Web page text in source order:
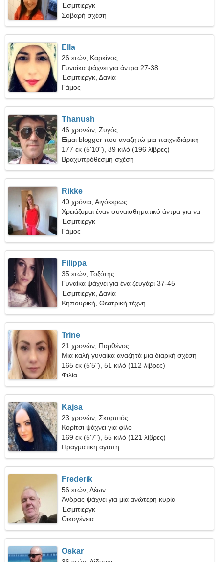
Έσμπιεργκ
Σοβαρή σχέση
Ella
26 ετών, Καρκίνος
Γυναίκα ψάχνει για άντρα 27-38
Έσμπιεργκ, Δανία
Γάμος
Thanush
46 χρονών, Ζυγός
Είμαι blogger που αναζητώ μια παιχνιδιάρικη
γυναίκα
177 εκ (5'10"), 89 κιλό (196 λίβρες)
Βραχυπρόθεσμη σχέση
Rikke
40 χρόνια, Αιγόκερως
Χρειάζομαι έναν συναισθηματικό άντρα για να
κάνουμε σκι μαζί
Έσμπιεργκ
Γάμος
Filippa
35 ετών, Τοξότης
Γυναίκα ψάχνει για ένα ζευγάρι 37-45
Έσμπιεργκ, Δανία
Κηπουρική, Θεατρική τέχνη
Trine
21 χρονών, Παρθένος
Μια καλή γυναίκα αναζητά μια διαρκή σχέση
165 εκ (5'5"), 51 κιλό (112 λίβρες)
Φιλία
Kajsa
23 χρονών, Σκορπιός
Κορίτσι ψάχνει για φίλο
169 εκ (5'7"), 55 κιλό (121 λίβρες)
Πραγματική αγάπη
Frederik
56 ετών, Λέων
Άνδρας ψάχνει για μια ανώτερη κυρία
Έσμπιεργκ
Οικογένεια
Oskar